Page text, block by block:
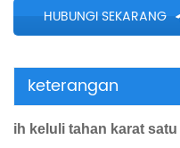
HUBUNGI SEKARANG
keterangan
ih keluli tahan karat